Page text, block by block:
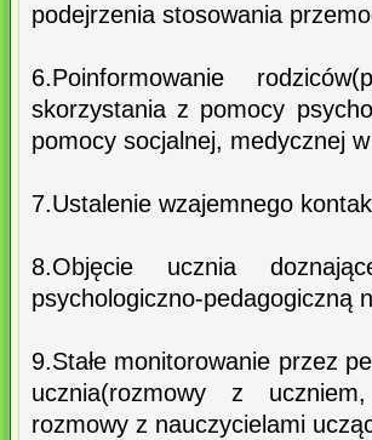
podejrzenia stosowania
6.Poinformowanie
skorzystania z pomocy
pomocy socjalnej, medycznej
7.Ustalenie wzajemnego
8.Objęcie ucznia
psychologiczno-pedagogiczną
9.Stałe monitorowanie przez
ucznia(rozmowy z
rozmowy z nauczycielami